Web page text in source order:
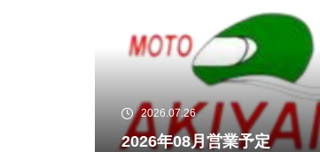
2026.07.26
2026年08月営業予定